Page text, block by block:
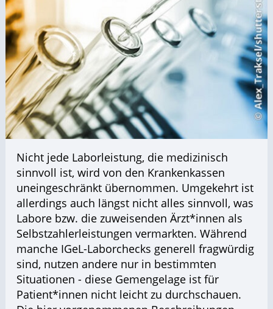
Nicht jede Laborleistung, die medizinisch
sinnvoll ist, wird von den Krankenkassen
uneingeschränkt übernommen. Umgekehrt ist
allerdings auch längst nicht alles sinnvoll, was
Labore bzw. die zuweisenden Ärzt*innen als
Selbstzahlerleistungen vermarkten. Während
manche IGeL-Laborchecks generell fragwürdig
sind, nutzen andere nur in bestimmten
Situationen - diese Gemengelage ist für
Patient*innen nicht leicht zu durchschauen.